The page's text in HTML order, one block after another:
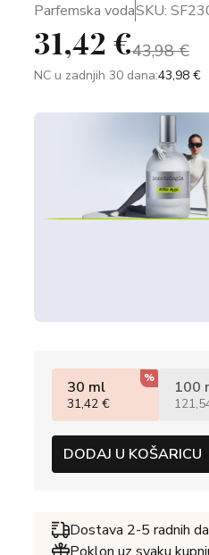
Parfemska vodaSKU:
31,42 €43,98 €
NC u zadnjih 30 dana:43,98 €
30 ml
31,42 €
% 100
DODAJ U KOŠARICU
Dostava 2-5 radnih